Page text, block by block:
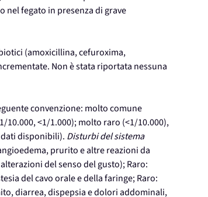
nel fegato in presenza di grave
(amoxicillina, cefuroxima,
Non è stata riportata nessuna
convenzione: molto comune
10.000, <1/1.000); molto raro (<1/10.000),
disponibili). Disturbi del sistema
prurito e altre reazioni da
del senso del gusto); Raro:
del cavo orale e della faringe; Raro:
diarrea, dispepsia e dolori addominali,